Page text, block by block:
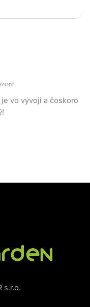
vo vývoji a čoskoro
s.r.o.